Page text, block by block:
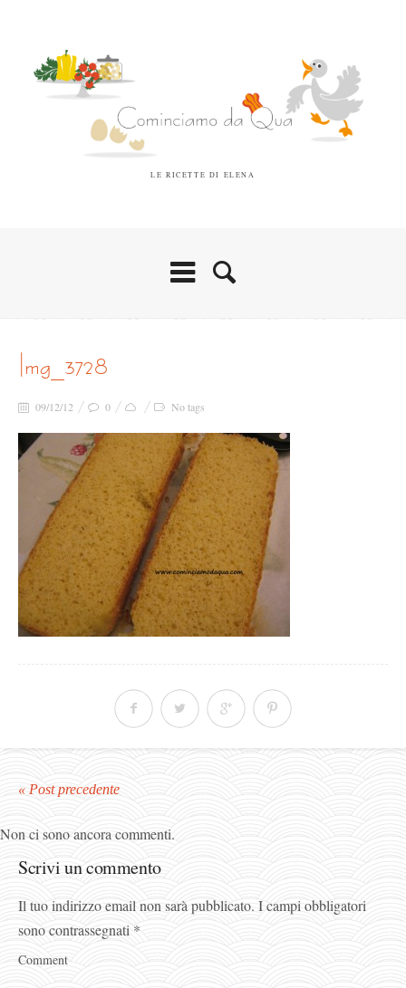
LE RICETTE DI ELENA
img_3728
09/12/12 0 No tags
« Post precedente
Non ci sono ancora commenti.
Scrivi un commento
Il tuo indirizzo email non sarà pubblicato. I campi obbligatori
sono contrassegnati *
Comment